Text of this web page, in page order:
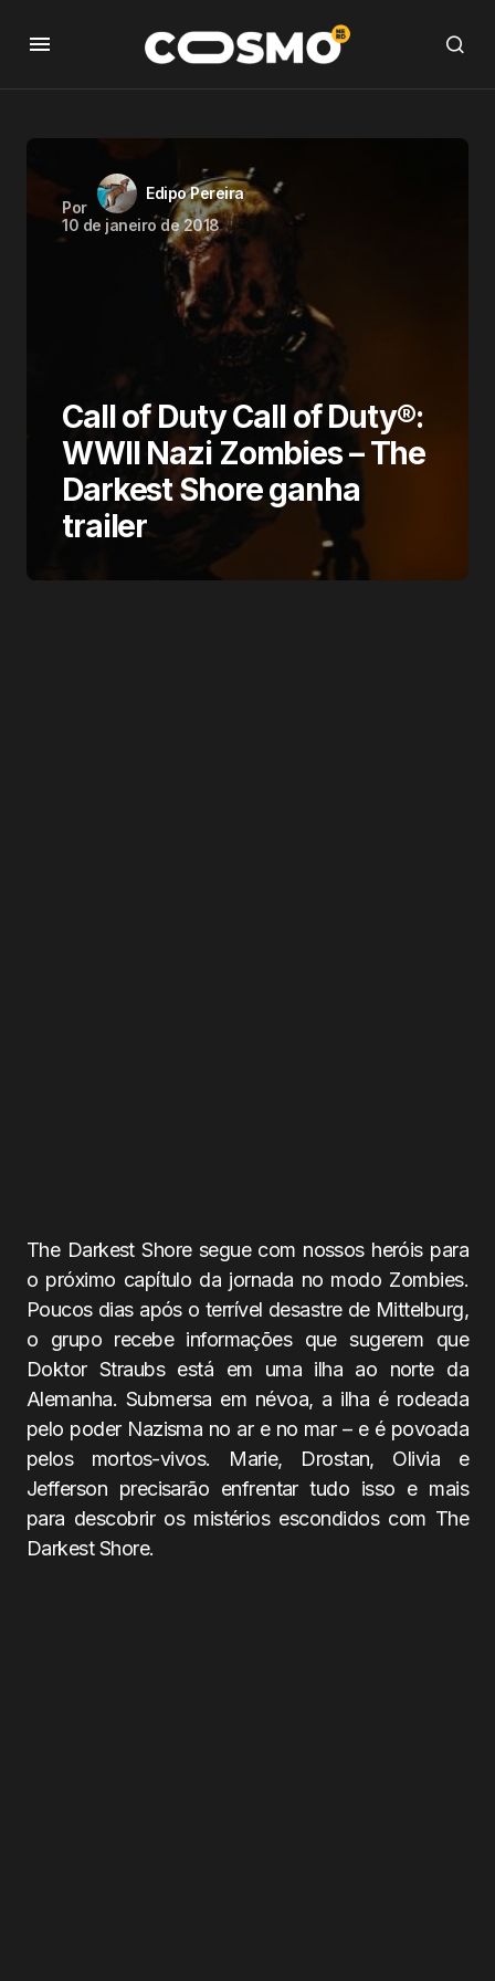
Por
Edipo Pereira
10 de janeiro de 2018
Call of Duty Call of Duty®:
WWII Nazi Zombies – The
Darkest Shore ganha
trailer
The Darkest Shore segue com nossos heróis para
o próximo capítulo da jornada no modo Zombies.
Poucos dias após o terrível desastre de Mittelburg,
o grupo recebe informações que sugerem que
Doktor Straubs está em uma ilha ao norte da
Alemanha. Submersa em névoa, a ilha é rodeada
pelo poder Nazisma no ar e no mar – e é povoada
pelos mortos-vivos. Marie, Drostan, Olivia e
Jefferson precisarão enfrentar tudo isso e mais
para descobrir os mistérios escondidos com The
Darkest Shore.